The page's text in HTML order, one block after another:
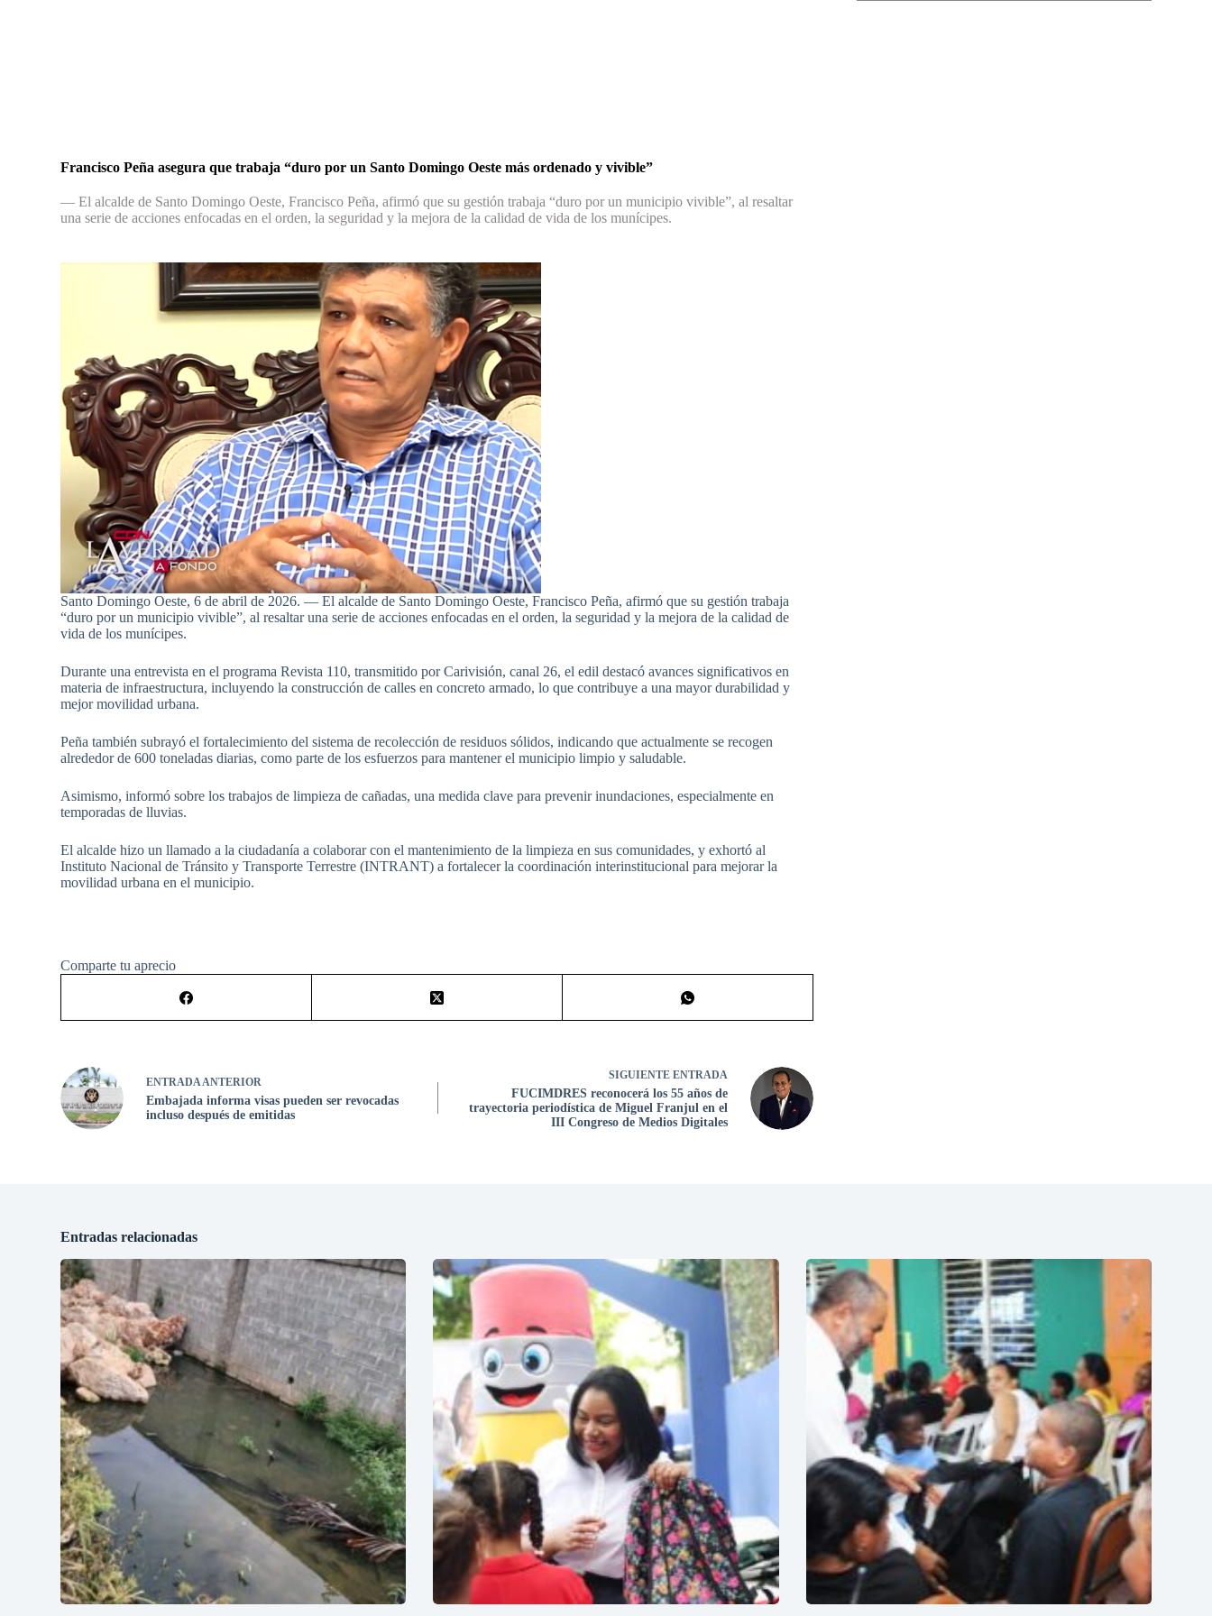
Francisco Peña asegura que trabaja “duro por un Santo Domingo Oeste más ordenado y vivible”
— El alcalde de Santo Domingo Oeste, Francisco Peña, afirmó que su gestión trabaja “duro por un municipio vivible”, al resaltar
una serie de acciones enfocadas en el orden, la seguridad y la mejora de la calidad de vida de los munícipes.
Santo Domingo Oeste, 6 de abril de 2026. — El alcalde de Santo Domingo Oeste, Francisco Peña, afirmó que su gestión trabaja
“duro por un municipio vivible”, al resaltar una serie de acciones enfocadas en el orden, la seguridad y la mejora de la calidad de
vida de los munícipes.
Durante una entrevista en el programa Revista 110, transmitido por Carivisión, canal 26, el edil destacó avances significativos en
materia de infraestructura, incluyendo la construcción de calles en concreto armado, lo que contribuye a una mayor durabilidad y
mejor movilidad urbana.
Peña también subrayó el fortalecimiento del sistema de recolección de residuos sólidos, indicando que actualmente se recogen
alrededor de 600 toneladas diarias, como parte de los esfuerzos para mantener el municipio limpio y saludable.
Asimismo, informó sobre los trabajos de limpieza de cañadas, una medida clave para prevenir inundaciones, especialmente en
temporadas de lluvias.
El alcalde hizo un llamado a la ciudadanía a colaborar con el mantenimiento de la limpieza en sus comunidades, y exhortó al
Instituto Nacional de Tránsito y Transporte Terrestre (INTRANT) a fortalecer la coordinación interinstitucional para mejorar la
movilidad urbana en el municipio.
Comparte tu aprecio
ENTRADAANTERIOR
Embajada informa visas pueden ser revocadas
incluso después de emitidas
SIGUIENTE ENTRADA
FUCIMDRES reconocerá los 55 años de
trayectoria periodística de Miguel Franjul en el
III Congreso de Medios Digitales
Entradas relacionadas